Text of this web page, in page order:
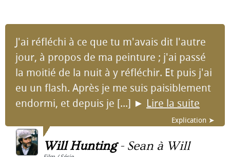
J'ai réfléchi à ce que tu m'avais dit l'autre
jour, à propos de ma peinture ; j'ai passé
la moitié de la nuit à y réfléchir. Et puis j'ai
eu un flash. Après je me suis paisiblement
endormi, et depuis je [...] ► Lire la suite
Explication ➤
Will Hunting- Sean à Will